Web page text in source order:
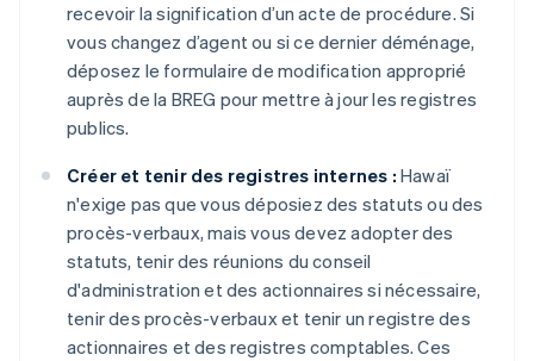
recevoir la signification d’un acte de procédure. Si
vous changez d’agent ou si ce dernier déménage,
déposez le formulaire de modification approprié
auprès de la BREG pour mettre à jour les registres
publics.
Créer et tenir des registres internes : Hawaï
n'exige pas que vous déposiez des statuts ou des
procès-verbaux, mais vous devez adopter des
statuts, tenir des réunions du conseil
d'administration et des actionnaires si nécessaire,
tenir des procès-verbaux et tenir un registre des
actionnaires et des registres comptables. Ces